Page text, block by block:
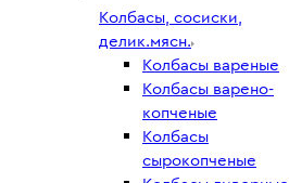
Колбасы, сосиски,
делик.мясн.
Колбасы вареные
Колбасы варено-
копченые
Колбасы
сырокопченые